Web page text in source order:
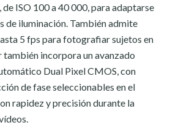
ISO 100 a 40 000, para adaptarse
de iluminación. También admite
5 fps para fotografiar sujetos en
también incorpora un avanzado
Dual Pixel CMOS, con
de fase seleccionables en el
rapidez y precisión durante la